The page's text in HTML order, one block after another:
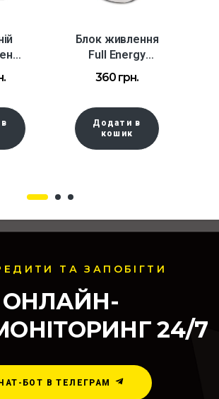
Блок живлення
Full Energy
BGW-122 12 В /
2 А
360 грн.
Додати в
кошик
ТА ЗАПОБІГТИ
ОНЛАЙН-
24/7
БОТ В ТЕЛЕГРАМ